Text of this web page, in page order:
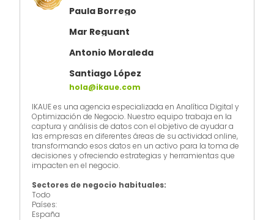
Paula Borrego
Mar Reguant
Antonio Moraleda
Santiago López
hola@ikaue.com
IKAUE es una agencia especializada en Analítica Digital y
Optimización de Negocio. Nuestro equipo trabaja en la
captura y análisis de datos con el objetivo de ayudar a
las empresas en diferentes áreas de su actividad online,
transformando esos datos en un activo para la toma de
decisiones y ofreciendo estrategias y herramientas que
impacten en el negocio.
Sectores de negocio habituales:
Todo
Países:
España